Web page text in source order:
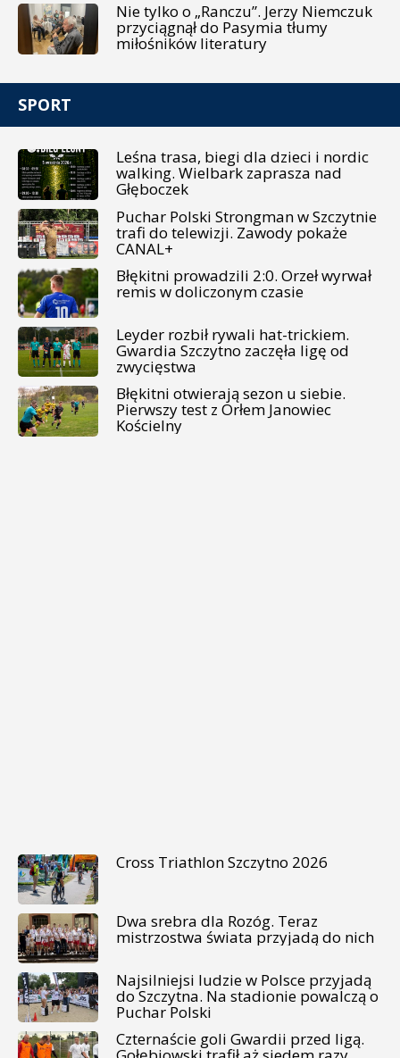
Nie tylko o „Ranczu”. Jerzy Niemczuk
przyciągnął do Pasymia tłumy
miłośników literatury
SPORT
Leśna trasa, biegi dla dzieci i nordic
walking. Wielbark zaprasza nad
Głęboczek
Puchar Polski Strongman w Szczytnie
trafi do telewizji. Zawody pokaże
CANAL+
Błękitni prowadzili 2:0. Orzeł wyrwał
remis w doliczonym czasie
Leyder rozbił rywali hat-trickiem.
Gwardia Szczytno zaczęła ligę od
zwycięstwa
Błękitni otwierają sezon u siebie.
Pierwszy test z Orłem Janowiec
Kościelny
Cross Triathlon Szczytno 2026
Dwa srebra dla Rozóg. Teraz
mistrzostwa świata przyjadą do nich
Najsilniejsi ludzie w Polsce przyjadą
do Szczytna. Na stadionie powalczą o
Puchar Polski
Czternaście goli Gwardii przed ligą.